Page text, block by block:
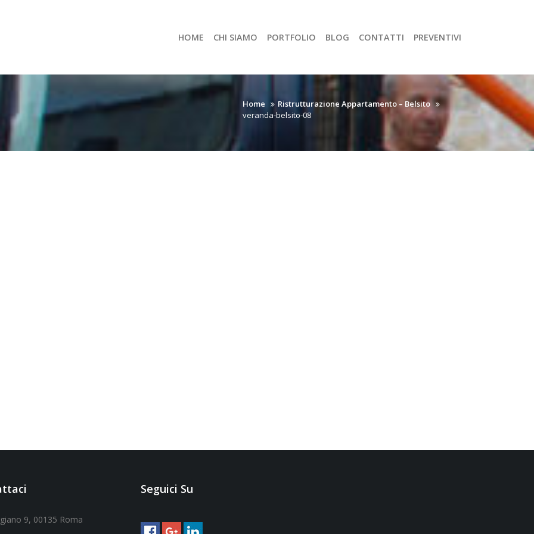
HOME CHI SIAMO PORTFOLIO BLOG CONTATTI PREVENTIVI
Home
Ristrutturazione Appartamento – Belsito
veranda-belsito-08
9, 00135 Roma
Seguici Su